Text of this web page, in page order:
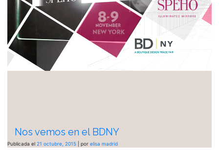
Nos vemos en el BDNY
Publicada el 21 octubre, 2015 por elisa madrid